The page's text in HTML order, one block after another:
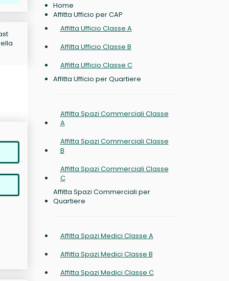
Home
Affitta Ufficio per CAP
Affitta Ufficio Classe A
Affitta Ufficio Classe B
Affitta Ufficio Classe C
Affitta Ufficio per Quartiere
Affitta Spazi Commerciali Classe
A
Affitta Spazi Commerciali Classe
B
Affitta Spazi Commerciali Classe
C
Affitta Spazi Commerciali per
Quartiere
Affitta Spazi Medici Classe A
Affitta Spazi Medici Classe B
Affitta Spazi Medici Classe C